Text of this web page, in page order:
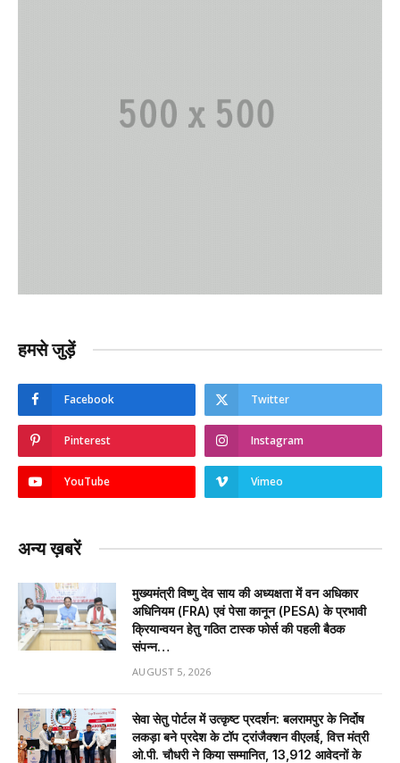
हमसे जुड़ें
Facebook Twitter
Pinterest Instagram
YouTube Vimeo
अन्य ख़बरें
मुख्यमंत्री विष्णु देव साय की अध्यक्षता में वन अधिकार
अधिनियम (FRA) एवं पेसा कानून (PESA) के प्रभावी
क्रियान्वयन हेतु गठित टास्क फोर्स की पहली बैठक
संपन्न…
AUGUST 5, 2026
सेवा सेतु पोर्टल में उत्कृष्ट प्रदर्शन: बलरामपुर के निर्दोष
लकड़ा बने प्रदेश के टॉप ट्रांजैक्शन वीएलई, वित्त मंत्री
ओ.पी. चौधरी ने किया सम्मानित, 13,912 आवेदनों के